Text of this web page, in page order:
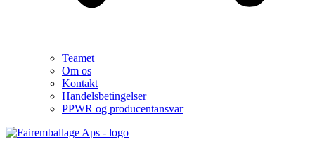
Teamet
Om os
Kontakt
Handelsbetingelser
PPWR og producentansvar